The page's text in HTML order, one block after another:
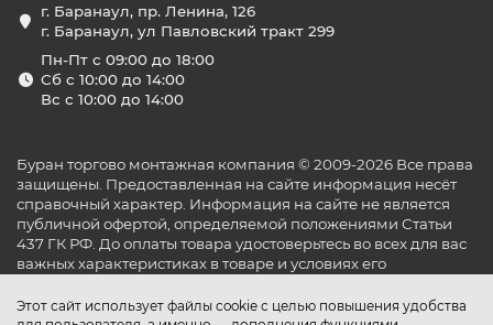
Этот сайт использует файлы cookie с целью повышения удобства
г. Баранаул, пр. Ленина, 126
г. Баранаул, ул Павловский тракт 299
Пн-Пт с 09:00 до 18:00
Сб с 10:00 до 14:00
Вс с 10:00 до 14:00
Буран торгово монтажная компания © 2009-2026 Все права
защищены. Предоставленная на сайте информация несёт
справочный характер. Информация на сайте не является
публичной офертой, определяемой положениями Статьи
437 ГК РФ. До оплаты товара удостоверьтесь во всех для вас
важных характеристиках в товаре и условиях его